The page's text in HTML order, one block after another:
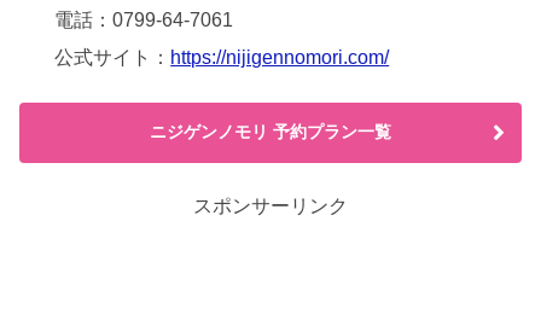
電話：0799-64-7061
公式サイト： https://nijigennomori.com/
ニジゲンノモリ 予約プラン一覧
スポンサーリンク